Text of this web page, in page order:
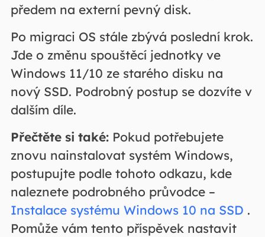
předem na externí pevný disk.
Po migraci OS stále zbývá poslední krok.
Jde o změnu spouštěcí jednotky ve
Windows 11/10 ze starého disku na
nový SSD. Podrobný postup se dozvíte v
dalším díle.
Přečtěte si také:Pokud potřebujete
znovu nainstalovat systém Windows,
postupujte podle tohoto odkazu, kde
naleznete podrobného průvodce –
Instalace systému Windows 10 na SSD .
Pomůže vám tento příspěvek nastavit